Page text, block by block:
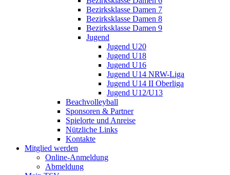
Bezirksklasse Damen 7
Bezirksklasse Damen 8
Bezirksklasse Damen 9
Jugend
Jugend U20
Jugend U18
Jugend U16
Jugend U14 NRW-Liga
Jugend U14 II Oberliga
Jugend U12/U13
Beachvolleyball
Sponsoren & Partner
Spielorte und Anreise
Nützliche Links
Kontakte
Mitglied werden
Online-Anmeldung
Abmeldung